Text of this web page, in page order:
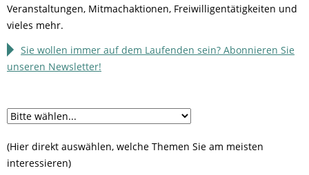
Veranstaltungen, Mitmachaktionen, Freiwilligentätigkeiten und
vieles mehr.
Sie wollen immer auf dem Laufenden sein? Abonnieren Sie
unseren Newsletter!
(Hier direkt auswählen, welche Themen Sie am meisten
interessieren)